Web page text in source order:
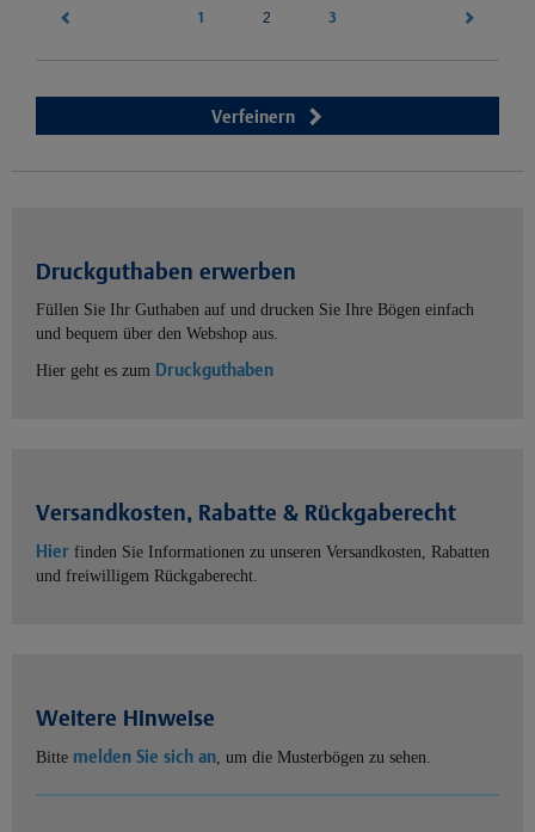
1 2 3
Verfeinern
Druckguthaben erwerben
Füllen Sie Ihr Guthaben auf und drucken Sie Ihre Bögen einfach
und bequem über den Webshop aus.
Hier geht es zum Druckguthaben
Versandkosten, Rabatte & Rückgaberecht
Hier finden Sie Informationen zu unseren Versandkosten, Rabatten
und freiwilligem Rückgaberecht.
Weitere Hinweise
Bitte melden Sie sich an, um die Musterbögen zu sehen.